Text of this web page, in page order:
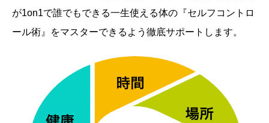
が1on1で誰でもできる一生使える体の『セルフコントロ
ール術』をマスターできるよう徹底サポートします。